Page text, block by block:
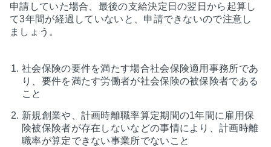
申請していた場合、最後の支給決定日の翌日から起算し
て3年間が経過していないと、申請できないので注意し
ましょう。
社会保険の要件を満たす場合社会保険適用事務所であ
り、要件を満たす労働者が社会保険の被保険者である
こと
新規創業や、計画時離職率算定期間の1年間に雇用保
険被保険者が存在しないなどの事情により、計画時離
職率が算定できない事業所でないこと